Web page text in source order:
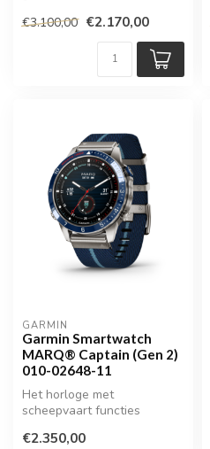
€3.100,00 €2.170,00
GARMIN
Garmin Smartwatch
MARQ® Captain (Gen 2)
010-02648-11
Het horloge met
scheepvaart functies
€2.350,00